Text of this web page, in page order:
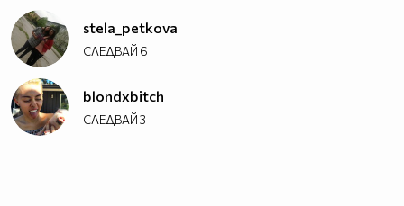
stela_petkova
СЛЕДВАЙ 6
blondxbitch
СЛЕДВАЙ3